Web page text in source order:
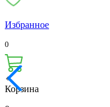
Избранное
0
Корзина